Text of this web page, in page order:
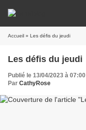
Accueil » Les défis du jeudi
Les défis du jeudi
Publié le 13/04/2023 à 07:00
Par CathyRose